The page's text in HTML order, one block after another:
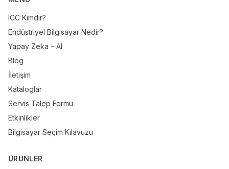
ICC Kimdir?
Endüstriyel Bilgisayar Nedir?
Yapay Zeka – AI
Blog
İletişim
Kataloglar
Servis Talep Formu
Etkinlikler
Bilgisayar Seçim Kılavuzu
ÜRÜNLER